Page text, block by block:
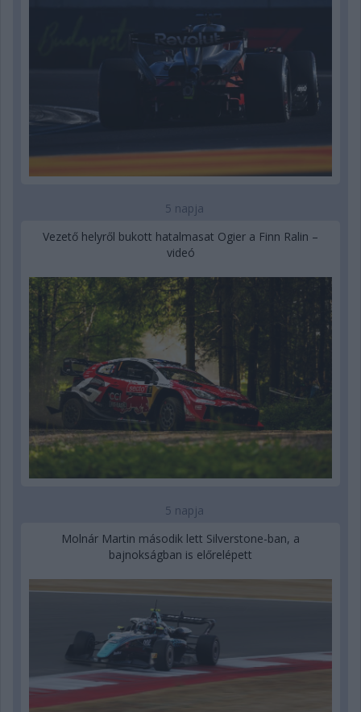
5 napja
Vezető helyről bukott hatalmasat Ogier a Finn Ralin –
videó
5 napja
Molnár Martin második lett Silverstone-ban, a
bajnokságban is előrelépett